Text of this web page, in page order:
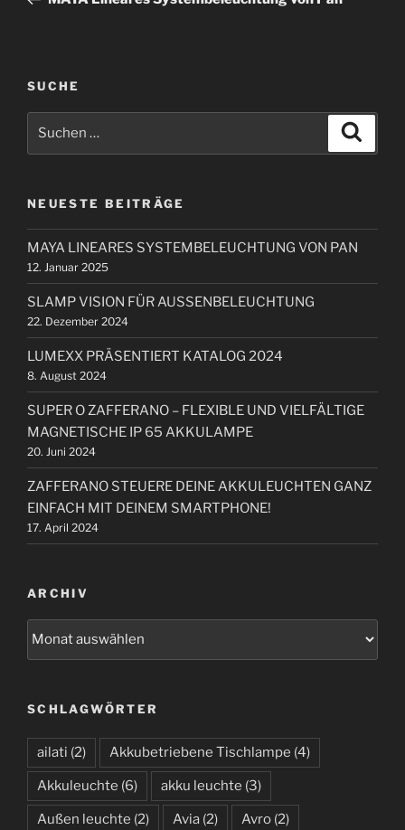
i
a
g
v
i
g
a
t
i
o
n
r
e
i
t
r
a
g
SUCHE
e
n
n
a
c
h
:
c
NEUESTE BEITRÄGE
MAYA LINEARES SYSTEMBELEUCHTUNG VON PAN
12. Januar 2025
SLAMP VISION FÜR AUSSENBELEUCHTUNG
22. Dezember 2024
LUMEXX PRÄSENTIERT KATALOG 2024
8. August 2024
SUPER O ZAFFERANO – FLEXIBLE UND VIELFÄLTIGE
MAGNETISCHE IP 65 AKKULAMPE
20. Juni 2024
ZAFFERANO STEUERE DEINE AKKULEUCHTEN GANZ
EINFACH MIT DEINEM SMARTPHONE!
17. April 2024
ARCHIV
i
v
SCHLAGWÖRTER
ailati (2) Akkubetriebene Tischlampe (4)
Akkuleuchte (6) akku leuchte (3)
Außen leuchte (2) Avia (2) Avro (2)